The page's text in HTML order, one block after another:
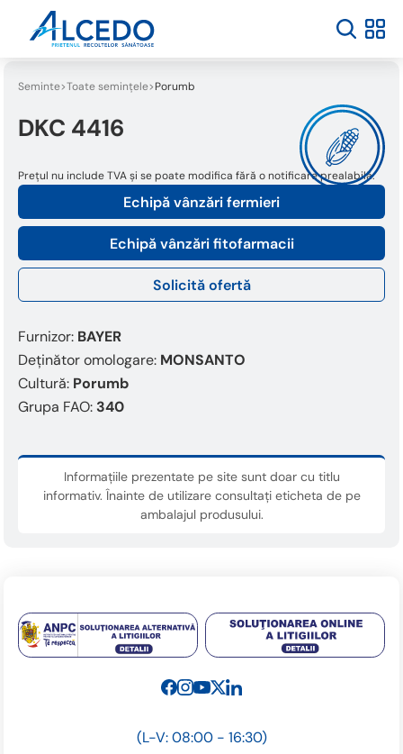
Seminte Toate semințele Porumb
DKC 4416
Echipă vânzări fermieri
Echipă vânzări fitofarmacii
Solicită ofertă
Prețul nu include TVA și se poate modifica fără o notificare prealabilă.
Furnizor: BAYER
Deținător omologare: MONSANTO
Cultură: Porumb
Grupa FAO: 340
Informațiile prezentate pe site sunt doar cu titlu
informativ. Înainte de utilizare consultați eticheta de pe
ambalajul produsului.
(L-V: 08:00 - 16:30)